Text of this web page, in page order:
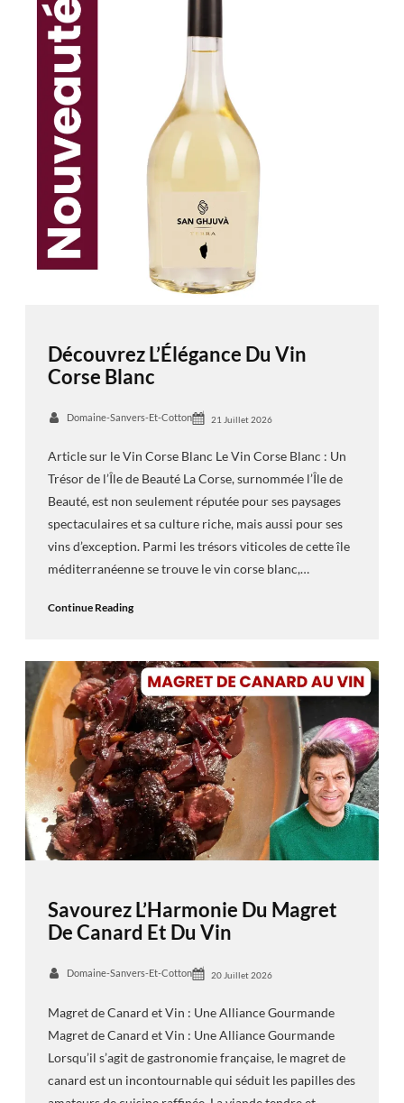
Découvrez L’Élégance Du Vin
Corse Blanc
Domaine-Sanvers-Et-Cotton 21 Juillet 2026
Article sur le Vin Corse Blanc Le Vin Corse Blanc : Un
Trésor de l’Île de Beauté La Corse, surnommée l’Île de
Beauté, est non seulement réputée pour ses paysages
spectaculaires et sa culture riche, mais aussi pour ses
vins d’exception. Parmi les trésors viticoles de cette île
méditerranéenne se trouve le vin corse blanc,…
Continue Reading
Savourez L’Harmonie Du Magret
De Canard Et Du Vin
Domaine-Sanvers-Et-Cotton 20 Juillet 2026
Magret de Canard et Vin : Une Alliance Gourmande
Magret de Canard et Vin : Une Alliance Gourmande
Lorsqu’il s’agit de gastronomie française, le magret de
canard est un incontournable qui séduit les papilles des